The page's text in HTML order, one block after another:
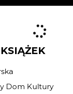
Dom Kultury